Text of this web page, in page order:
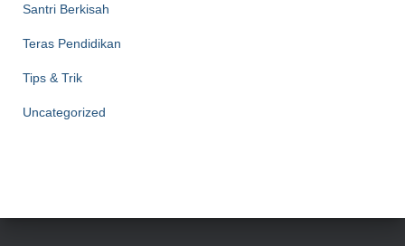
Santri Berkisah
Teras Pendidikan
Tips & Trik
Uncategorized